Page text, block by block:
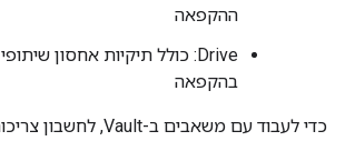
ההקפאה
‫Drive: כולל תיקיות אחסון שיתופי
בהקפאה
כדי לעבוד עם משאבים ב-Vault, לחשבון צריכות להיות